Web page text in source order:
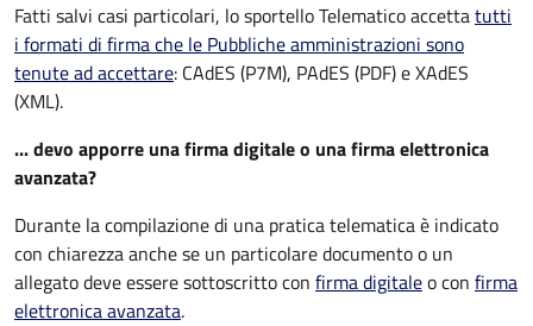
Fatti salvi casi particolari, lo sportello Telematico accettatutti
i formati di firma che le Pubbliche amministrazioni sono
tenute ad accettare: CAdES (P7M), PAdES (PDF) e XAdES
(XML).
... devo apporre una firma digitale o una firma elettronica
avanzata?
Durante la compilazione di una pratica telematica è indicato
con chiarezza anche se un particolare documento o un
allegato deve essere sottoscritto con firma digitaleo con firma
elettronica avanzata.